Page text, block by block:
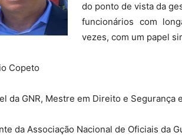
do ponto de vista da
funcionários com
vezes, com um papel
Copeto
da GNR, Mestre em Direito e Segurança
da Associação Nacional de Oficiais da